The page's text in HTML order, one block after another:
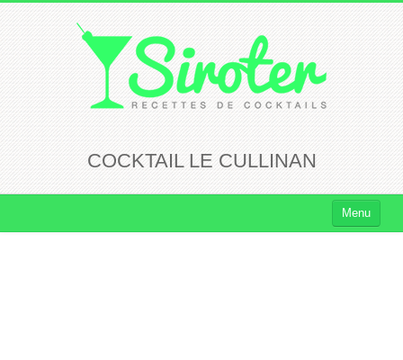
COCKTAIL LE CULLINAN
Menu